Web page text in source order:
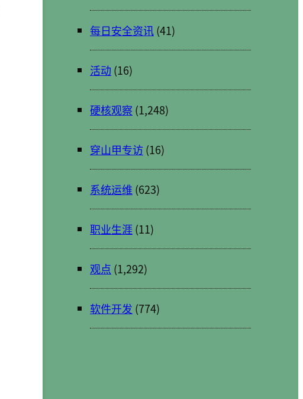
每日安全资讯(41)
活动 (16)
硬核观察 (1,248)
穿山甲专访(16)
系统运维(623)
职业生涯(11)
观点 (1,292)
软件开发 (774)